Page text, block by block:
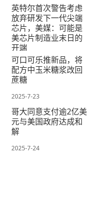
英特尔首次警告考虑
放弃研发下一代尖端
芯片，美媒：可能是
美芯片制造业末日的
开端
2025-7-25
可口可乐推新品，将
配方中玉米糖浆改回
蔗糖
2025-7-23
哥大同意支付逾2亿美
元与美国政府达成和
解
2025-7-24